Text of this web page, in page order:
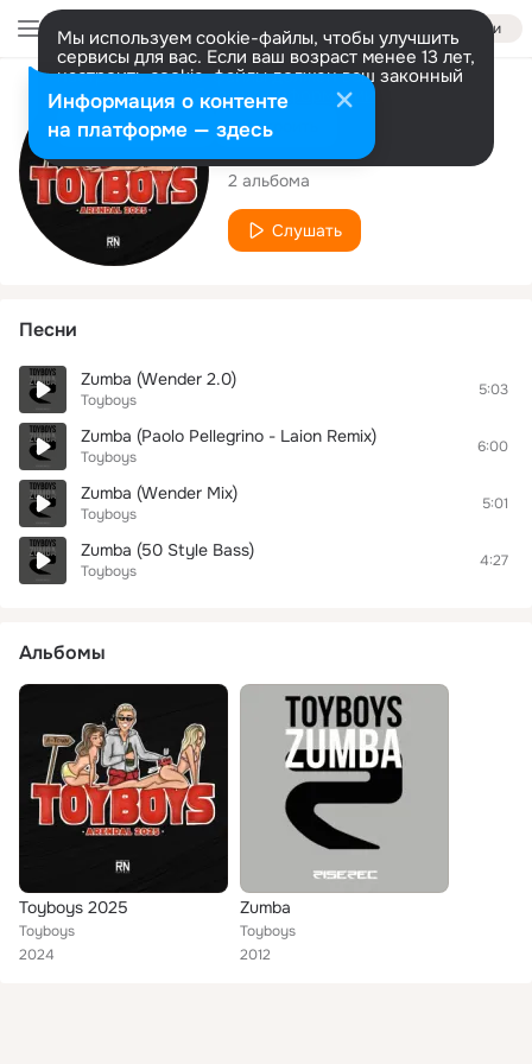
Войти
Мы используем cookie-файлы, чтобы улучшить
сервисы для вас. Если ваш возраст менее 13 лет,
настроить cookie-файлы должен ваш законный
представитель. Больше информации
Разрешить все Настроить
Исполнитель
Toyboys
2 альбома
Слушать
Песни
Zumba (Wender 2.0)
Toyboys
5:03
Zumba (Paolo Pellegrino - Laion Remix)
Toyboys
6:00
Zumba (Wender Mix)
Toyboys
5:01
Zumba (50 Style Bass)
Toyboys
4:27
Альбомы
Toyboys 2025
Toyboys
2024
Zumba
Toyboys
2012
Информация о контенте
на платформе — здесь